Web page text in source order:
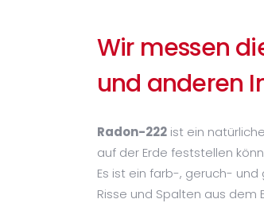
Wir messen
und anderen
Radon-222 ist ein
auf der Erde feststellen
Es ist ein farb-, geruch-
Risse und Spalten aus dem